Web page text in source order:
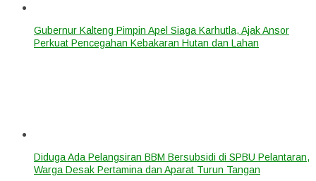
Gubernur Kalteng Pimpin Apel Siaga Karhutla, Ajak Ansor
Perkuat Pencegahan Kebakaran Hutan dan Lahan
Diduga Ada Pelangsiran BBM Bersubsidi di SPBU Pelantaran,
Warga Desak Pertamina dan Aparat Turun Tangan